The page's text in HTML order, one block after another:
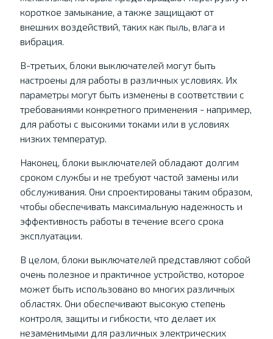
короткое замыкание, а также защищают от
внешних воздействий, таких как пыль, влага и
вибрация.
В-третьих, блоки выключателей могут быть
настроены для работы в различных условиях. Их
параметры могут быть изменены в соответствии с
требованиями конкретного применения - например,
для работы с высокими токами или в условиях
низких температур.
Наконец, блоки выключателей обладают долгим
сроком службы и не требуют частой замены или
обслуживания. Они спроектированы таким образом,
чтобы обеспечивать максимальную надежность и
эффективность работы в течение всего срока
эксплуатации.
В целом, блоки выключателей представляют собой
очень полезное и практичное устройство, которое
может быть использовано во многих различных
областях. Они обеспечивают высокую степень
контроля, защиты и гибкости, что делает их
незаменимыми для различных электрических